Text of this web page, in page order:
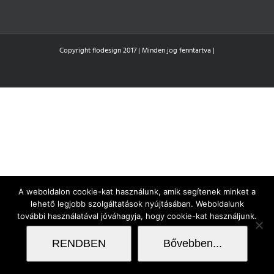
Copyright flodesign 2017 | Minden jog fenntartva |
A weboldalon cookie-kat használunk, amik segítenek minket a
lehető legjobb szolgáltatások nyújtásában. Weboldalunk
további használatával jóváhagyja, hogy cookie-kat használjunk.
RENDBEN Bővebben...